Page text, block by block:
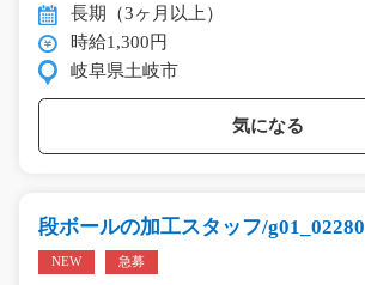
長期（3ヶ月以上）
時給1,300円
岐阜県土岐市
気になる
段ボールの加工スタッフ/g01_02280
NEW 急募